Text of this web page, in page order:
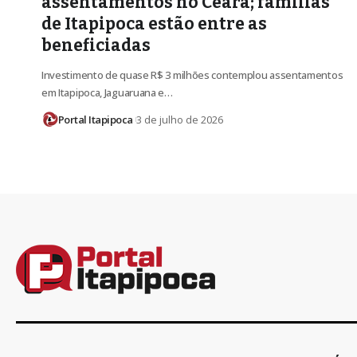
de Itapipoca estão entre as
beneficiadas
Investimento de quase R$ 3 milhões contemplou assentamentos
em Itapipoca, Jaguaruana e…
Portal Itapipoca 3 de julho de 2026